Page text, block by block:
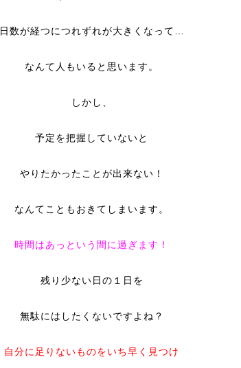
日数が経つにつれずれが大きくなって…
なんて人もいると思います。
しかし、
予定を把握していないと
やりたかったことが出来ない！
なんてこともおきてしまいます。
時間はあっという間に過ぎます！
残り少ない日の１日を
無駄にはしたくないですよね？
自分に足りないものをいち早く見つけ